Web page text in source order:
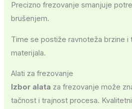
Precizno frezovanje smanjuje
brušenjem.
Time se postiže ravnoteža brzine i
materijala.
Alati za frezovanje
Izbor alata za frezovanje može
tačnost i trajnost procesa. Kvalitetni